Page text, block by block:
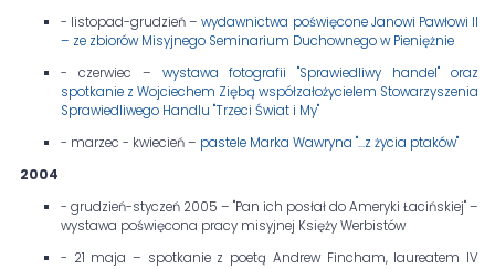
- listopad-grudzień –wydawnictwa poświęcone Janowi Pawłowi II
– ze zbiorów Misyjnego Seminarium Duchownego w Pieniężnie
- czerwiec – wystawa fotografii "Sprawiedliwy handel" oraz
spotkanie z Wojciechem Ziębą współzałożycielem Stowarzyszenia
Sprawiedliwego Handlu "Trzeci Świat i My"
- marzec - kwiecień – pastele Marka Wawryna "…z życia ptaków"
2004
- grudzień-styczeń 2005 – "Pan ich posłał do Ameryki Łacińskiej" –
wystawa poświęcona pracy misyjnej Księży Werbistów
- 21 maja – spotkanie z poetą Andrew Fincham, laureatem IV